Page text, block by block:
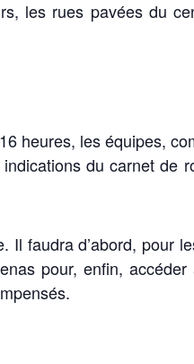
les rues pavées du
heures, les équipes,
du carnet de
faudra d’abord, pour
pour, enfin, accéder